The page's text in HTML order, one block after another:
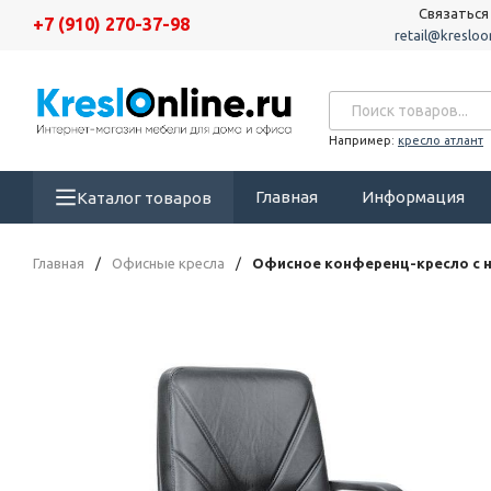
+7 (910) 270-37-98
Например: кресло атлант
Каталог товаров Главная Информация
Главная / Офисные кресла / Офисное конференц-кресло с